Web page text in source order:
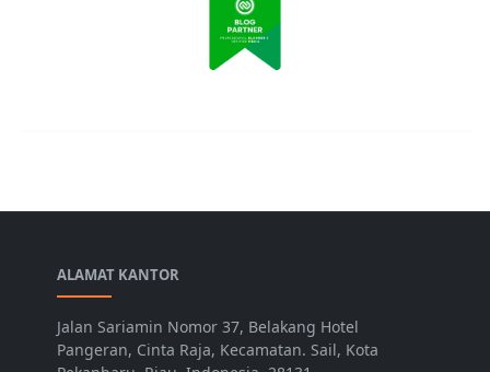
ALAMAT KANTOR
Jalan Sariamin Nomor 37, Belakang Hotel
Pangeran, Cinta Raja, Kecamatan. Sail, Kota